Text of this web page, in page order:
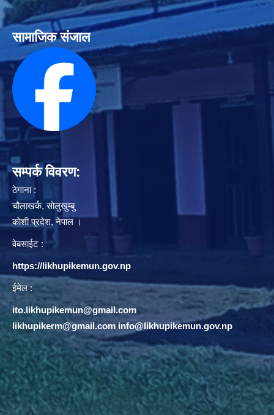
सामाजिक संजाल
सम्पर्क विवरण:
ठेगाना :
चौलाखर्क, सोलुखुम्बु
काेशी प्रदेश, नेपाल ।
वेबसाईट :
https://likhupikemun.gov.np
ईमेल :
ito.likhupikemun@gmail.com
likhupikerm@gmail.com/info@likhupikemun.gov.np